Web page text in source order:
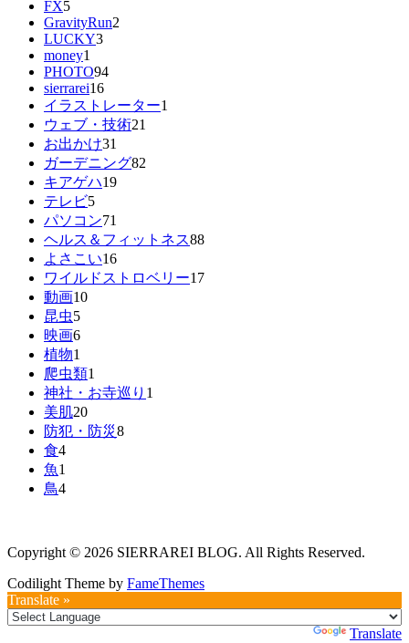
FX5
GravityRun2
LUCKY3
money1
PHOTO94
sierrarei16
イラストレーター1
ウェブ・技術21
お出かけ31
ガーデニング82
キアゲハ19
テレビ5
パソコン71
ヘルス＆フィットネス88
よさこい16
ワイルドストロベリー17
動画10
昆虫5
映画6
植物1
爬虫類1
神社・お寺巡り 1
美肌20
防犯・防災8
食4
魚1
鳥4
Copyright © 2026 SIERRAREI BLOG. All Rights Reserved.
Codilight Theme by FameThemes
Translate »
Translate